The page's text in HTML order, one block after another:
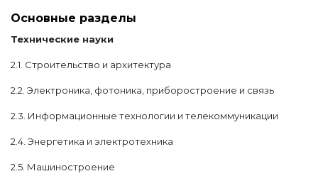
Основные разделы
Технические науки
2.1. Строительство и архитектура
2.2. Электроника, фотоника, приборостроение и связь
2.3. Информационные технологии и телекоммуникации
2.4. Энергетика и электротехника
2.5. Машиностроение